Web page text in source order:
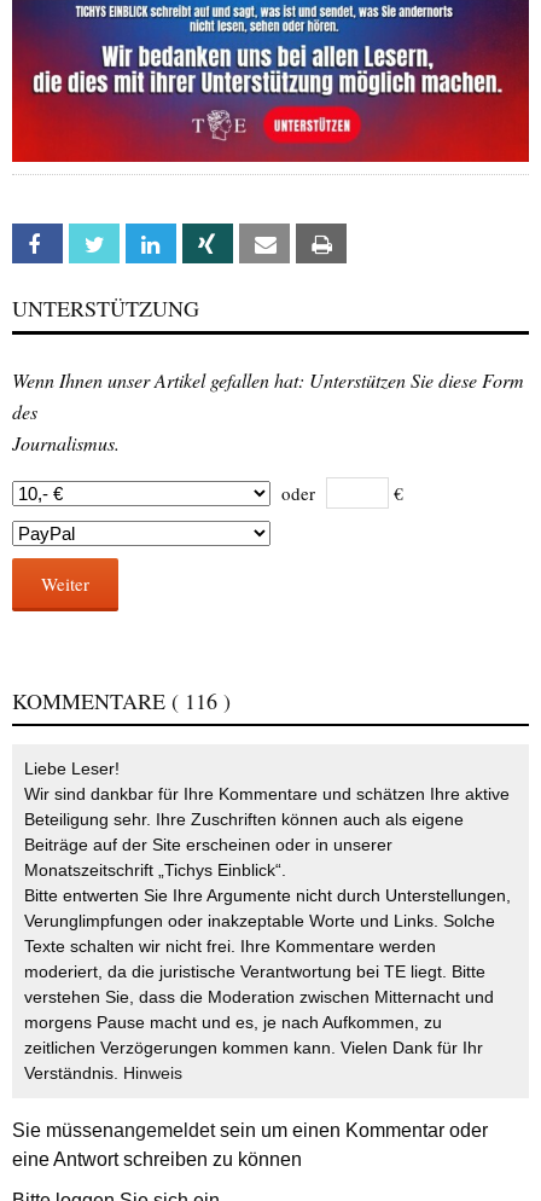
Facebook Twitter Linkedin Xing Email
UNTERSTÜTZUNG
Wenn Ihnen unser Artikel gefallen hat: Unterstützen Sie diese Form
des
Journalismus.
oder €
Weiter
KOMMENTARE ( 116 )
Liebe Leser!
Wir sind dankbar für Ihre Kommentare und schätzen Ihre aktive
Beteiligung sehr. Ihre Zuschriften können auch als eigene
Beiträge auf der Site erscheinen oder in unserer
Monatszeitschrift „Tichys Einblick“.
Bitte entwerten Sie Ihre Argumente nicht durch Unterstellungen,
Verunglimpfungen oder inakzeptable Worte und Links. Solche
Texte schalten wir nicht frei. Ihre Kommentare werden
moderiert, da die juristische Verantwortung bei TE liegt. Bitte
verstehen Sie, dass die Moderation zwischen Mitternacht und
morgens Pause macht und es, je nach Aufkommen, zu
zeitlichen Verzögerungen kommen kann. Vielen Dank für Ihr
Verständnis. Hinweis
Sie müssenangemeldetsein um einen Kommentar oder
eine Antwort schreiben zu können